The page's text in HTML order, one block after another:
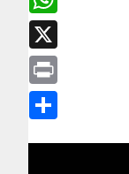
Link
WhatsApp
X
Print